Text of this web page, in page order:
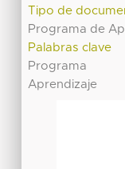
Tipo de
Programa de
Palabras clave
Programa
Aprendizaje